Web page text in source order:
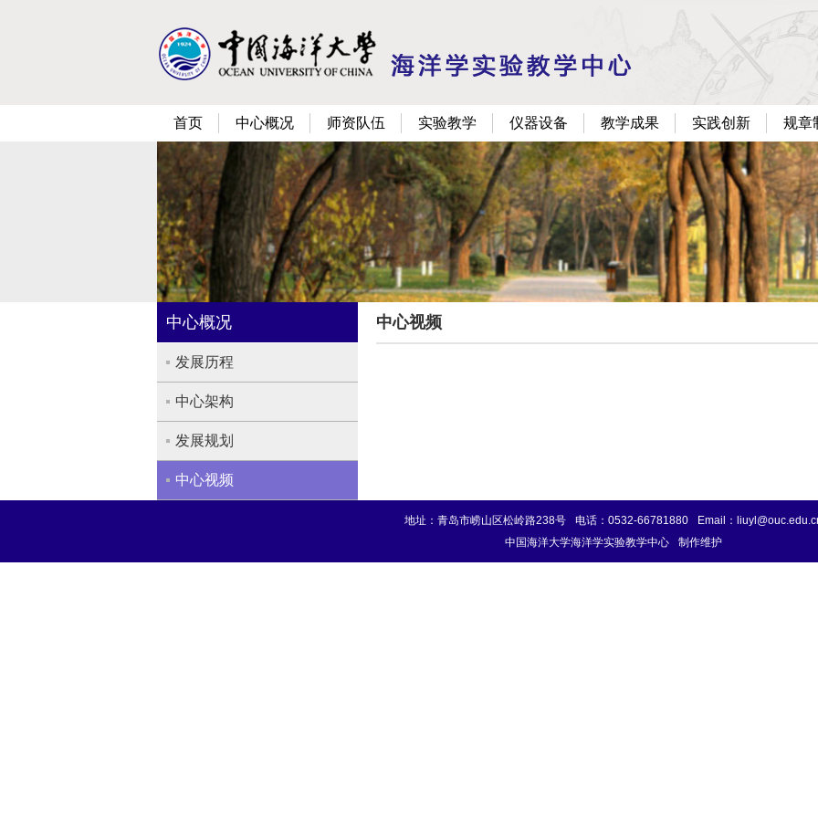
首页 中心概况 师资队伍 实验教学 仪器设备 教学成果 实践创新 规章
中心概况
发展历程
中心架构
发展规划
中心视频
中心视频
地址：青岛市崂山区松岭路238号 电话：0532-66781880
Email：
中国海洋大学海洋学实验教学中心
制作维护